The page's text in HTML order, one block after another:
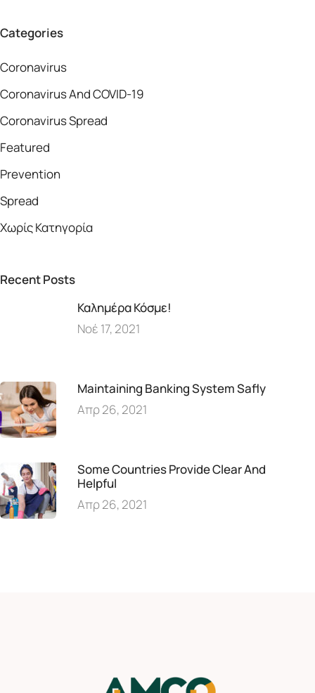
Categories
Coronavirus
Coronavirus And COVID-19
Coronavirus Spread
Featured
Prevention
Spread
Χωρίς Κατηγορία
Recent Posts
Καλημέρα Κόσμε!
Νοέ 17, 2021
Maintaining Banking System Safly
Απρ 26, 2021
Some Countries Provide Clear And
Helpful
Απρ 26, 2021